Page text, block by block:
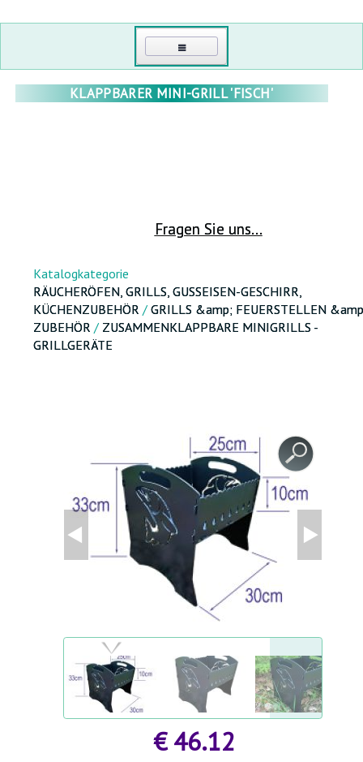
KLAPPBARER MINI-GRILL 'FISCH'
PASSWORT ERNEUERN
ÜBER UNS
FRÜHBEETE UND GEWÄCHSHÄUSER
POLYCARBONAT
FOLIENGEWÄCHSHAUS TUNNEL
GEWÄCHSHÄUSER AUS HOLZ
FRÜHBEET
BEETEINFASSUNGEN UND GARTENWEGE
RÄUCHERÖFEN, GRILLS, GUSSEISEN-GESCHIRR, KESSEL,
KÜCHENZUBEHÖR
SPORT, FREIZEIT UND TOURISMUS
AGROFOLIEN UND FOLIEN
STÜTZEN FÜR PFLANZEN UND STRÄUCHER
BEETEINFASSUNGEN UND GARTENWEGE
GARTENTECHNIK
SCHWEIßGERÄTE UND ZUBEHÖR
STYROPORSCHNEIDER
Fragen Sie uns...
Katalogkategorie
RÄUCHERÖFEN, GRILLS, GUSSEISEN-GESCHIRR,
KÜCHENZUBEHÖR /GRILLS &amp; FEUERSTELLEN
ZUBEHÖR / ZUSAMMENKLAPPBARE MINIGRILLS -
GRILLGERÄTE
€ 46.12